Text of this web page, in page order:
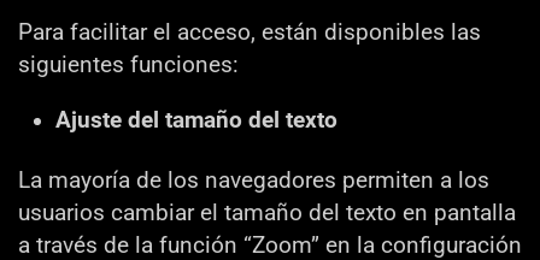
Para facilitar el acceso, están disponibles las
siguientes funciones:
Ajuste del tamaño del texto
La mayoría de los navegadores permiten a los
usuarios cambiar el tamaño del texto en pantalla
a través de la función “Zoom” en la configuración